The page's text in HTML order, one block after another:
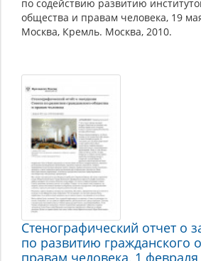
по содействию развитию
общества и правам человека, 19
Москва, Кремль. Москва, 2010.
Стенографический отчет о
по развитию гражданского
правам человека, 1 февраля